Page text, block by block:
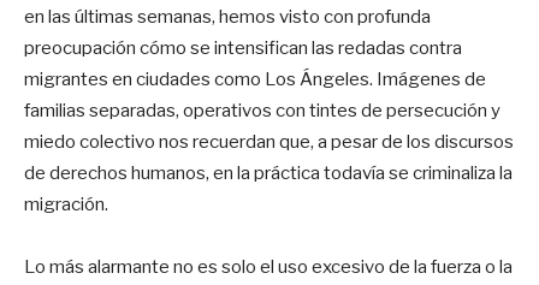
en las últimas semanas, hemos visto con profunda
preocupación cómo se intensifican las redadas contra
migrantes en ciudades como Los Ángeles. Imágenes de
familias separadas, operativos con tintes de persecución y
miedo colectivo nos recuerdan que, a pesar de los discursos
de derechos humanos, en la práctica todavía se criminaliza la
migración.
Lo más alarmante no es solo el uso excesivo de la fuerza o la